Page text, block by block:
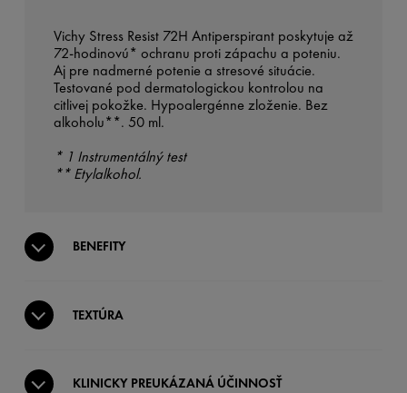
Vichy Stress Resist 72H Antiperspirant poskytuje až
72-hodinovú* ochranu proti zápachu a poteniu.
Aj pre nadmerné potenie a stresové situácie.
Testované pod dermatologickou kontrolou na
citlivej pokožke. Hypoalergénne zloženie. Bez
alkoholu**. 50 ml.
* 1 Instrumentálný test
** Etylalkohol.
BENEFITY
TEXTÚRA
KLINICKY PREUKÁZANÁ ÚČINNOSŤ